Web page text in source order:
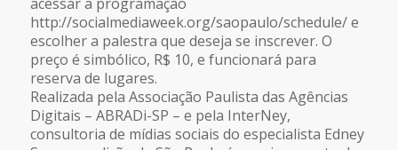
http://socialmediaweek.org/saopaulo/schedule/ e
escolher a palestra que deseja se inscrever. O
preço é simbólico, R$ 10, e funcionará para
reserva de lugares.
Realizada pela Associação Paulista das Agências
Digitais – ABRADi-SP – e pela InterNey,
consultoria de mídias sociais do especialista Edney